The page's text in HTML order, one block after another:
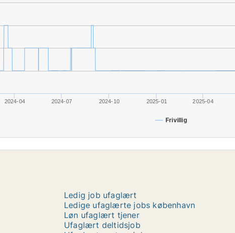
Frivillig
2024-04 2024-07 2024-10 2025-01 2025-04
Ledig job ufaglært
Ledige ufaglærte jobs københavn
Løn ufaglært tjener
Ufaglært deltidsjob